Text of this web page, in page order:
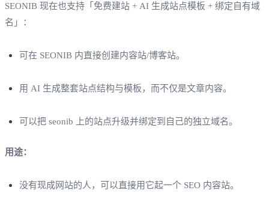
SEONIB 现在也支持「免费建站 + AI 生成站点模板 + 绑定自有域
名」：
可在 SEONIB 内直接创建内容站/博客站。
用 AI 生成整套站点结构与模板，而不仅是文章内容。
可以把 seonib 上的站点升级并绑定到自己的独立域名。
用途：
没有现成网站的人，可以直接用它起一个 SEO 内容站。